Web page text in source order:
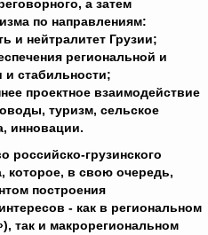
а затем
по направлениям:
и нейтралитет Грузии;
региональной и
и стабильности;
проектное взаимодействие
туризм, сельское
инновации.
российско-грузинского
которое, в свою очередь,
построения
- как в региональном
так и макрорегиональном